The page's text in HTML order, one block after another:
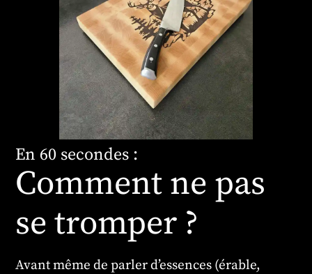
En 60 secondes :
Comment ne pas
se tromper ?
Avant même de parler d’essences (érable,